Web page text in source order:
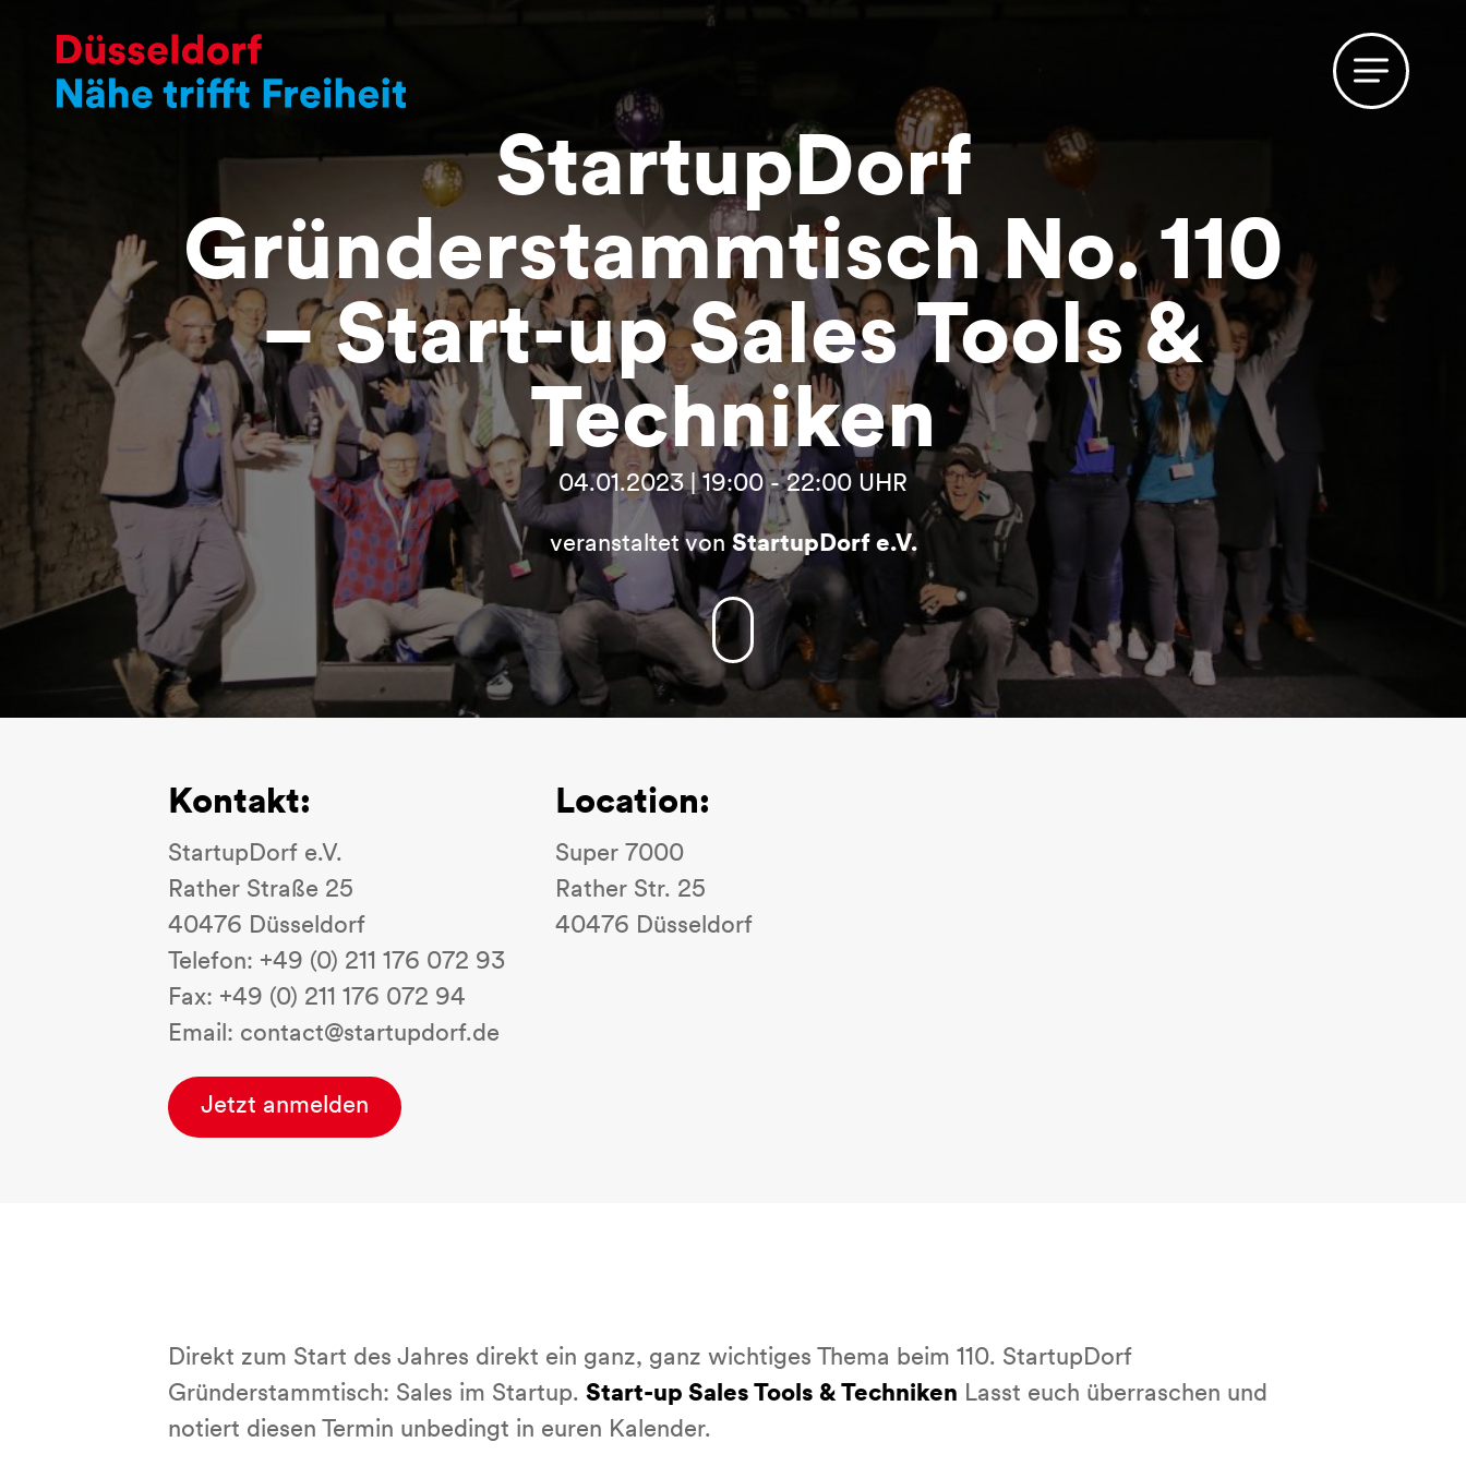
StartupDorf
Gründerstammtisch No. 110
– Start-up Sales Tools &
Techniken
04.01.2023 | 19:00 - 22:00 UHR
veranstaltet vonStartupDorf e.V.
Kontakt:
StartupDorf e.V.
Rather Straße 25
40476 Düsseldorf
Telefon: +49 (0) 211 176 072 93
Fax: +49 (0) 211 176 072 94
Email: contact@startupdorf.de
Location:
Super 7000
Rather Str. 25
40476 Düsseldorf
Jetzt anmelden
Direkt zum Start des Jahres direkt ein ganz, ganz wichtiges Thema beim 110. StartupDorf
Gründerstammtisch: Sales im Startup. Start-up Sales Tools & Techniken Lasst euch überraschen und
notiert diesen Termin unbedingt in euren Kalender.